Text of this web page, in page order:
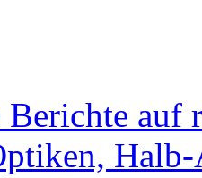
Berichte auf
Halb-